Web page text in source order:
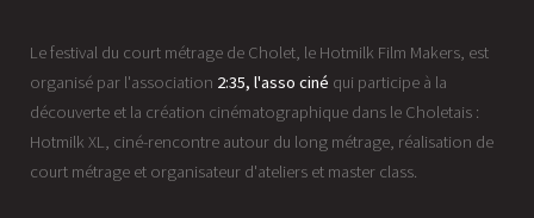
Le festival du court métrage de Cholet, le Hotmilk Film Makers, est
organisé par l'association 2:35, l'asso ciné qui participe à la
découverte et la création cinématographique dans le Choletais :
Hotmilk XL, ciné-rencontre autour du long métrage, réalisation de
court métrage et organisateur d'ateliers et master class.